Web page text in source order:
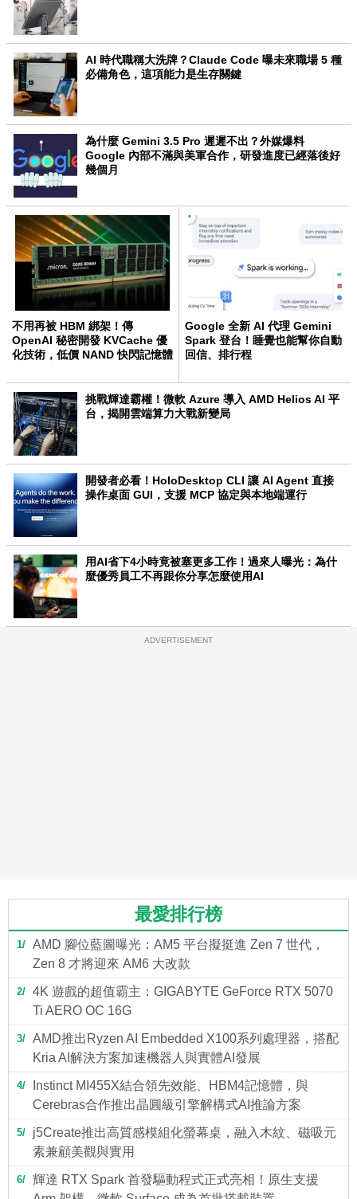
AI 時代職稱大洗牌？Claude Code 曝未來職場 5 種
必備角色，這項能力是生存關鍵
為什麼 Gemini 3.5 Pro 遲遲不出？外媒爆料
Google 內部不滿與美軍合作，研發進度已經落後好
幾個月
不用再被 HBM 綁架！傳
OpenAI 秘密開發 KVCache 優
化技術，低價 NAND 快閃記憶體
Google 全新 AI 代理 Gemini
Spark 登台！睡覺也能幫你自動
回信、排行程
挑戰輝達霸權！微軟 Azure 導入 AMD Helios AI 平
台，揭開雲端算力大戰新變局
開發者必看！HoloDesktop CLI 讓 AI Agent 直接
操作桌面 GUI，支援 MCP 協定與本地端運行
用AI省下4小時竟被塞更多工作！過來人曝光：為什
麼優秀員工不再跟你分享怎麼使用AI
ADVERTISEMENT
最愛排行榜
1
AMD 腳位藍圖曝光：AM5 平台擬挺進 Zen 7 世代，
Zen 8 才將迎來 AM6 大改款
2
4K 遊戲的超值霸主：GIGABYTE GeForce RTX 5070
Ti AERO OC 16G
3
AMD推出Ryzen AI Embedded X100系列處理器，搭配
Kria AI解決方案加速機器人與實體AI發展
4
Instinct MI455X結合領先效能、HBM4記憶體，與
Cerebras合作推出晶圓級引擎解構式AI推論方案
5
j5Create推出高質感模組化螢幕桌，融入木紋、磁吸元
素兼顧美觀與實用
6
輝達 RTX Spark 首發驅動程式正式亮相！原生支援